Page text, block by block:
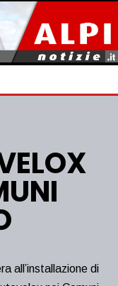
all’installazione di